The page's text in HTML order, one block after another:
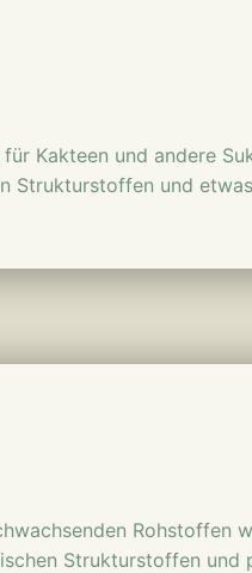
Kakteen und andere
Strukturstoffen und
Rohstoffen
Strukturstoffen und